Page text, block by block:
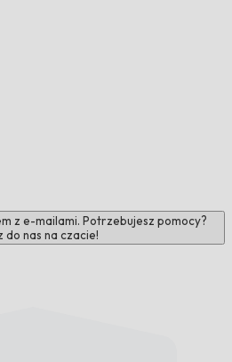
z e-mailami. Potrzebujesz pomocy?
do nas na czacie!